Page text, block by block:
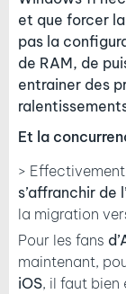
et que forcer
pas la
de RAM, de
entrainer des
Et la
>
s’affranchir de
la migration
Pour les fans
maintenant,
iOS, il faut bien